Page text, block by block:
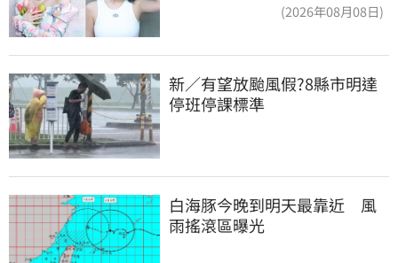
(2026年08月08日)
新／有望放颱風假?8縣市明達
停班停課標準
白海豚今晚到明天最靠近　風
雨搖滾區曝光